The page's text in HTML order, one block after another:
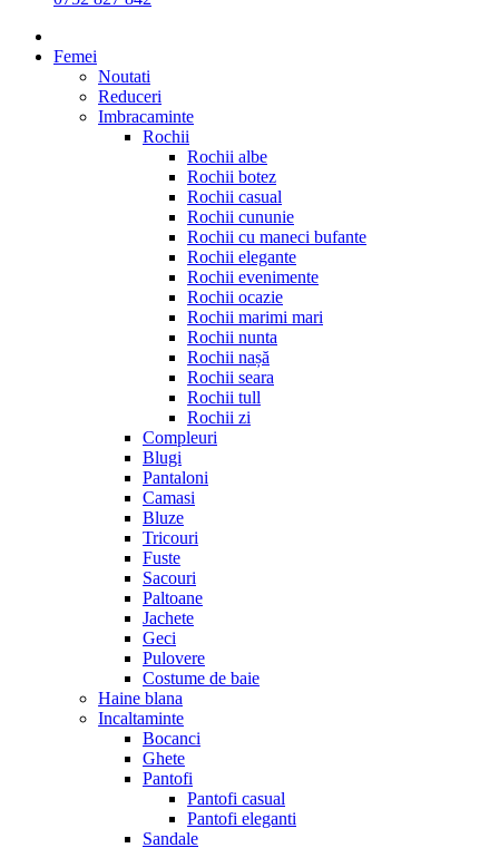
Femei
Noutati
Reduceri
Imbracaminte
Rochii
Rochii albe
Rochii botez
Rochii casual
Rochii cununie
Rochii cu maneci bufante
Rochii elegante
Rochii evenimente
Rochii ocazie
Rochii marimi mari
Rochii nunta
Rochii nașă
Rochii seara
Rochii tull
Rochii zi
Compleuri
Blugi
Pantaloni
Camasi
Bluze
Tricouri
Fuste
Sacouri
Paltoane
Jachete
Geci
Pulovere
Costume de baie
Haine blana
Incaltaminte
Bocanci
Ghete
Pantofi
Pantofi casual
Pantofi eleganti
Sandale